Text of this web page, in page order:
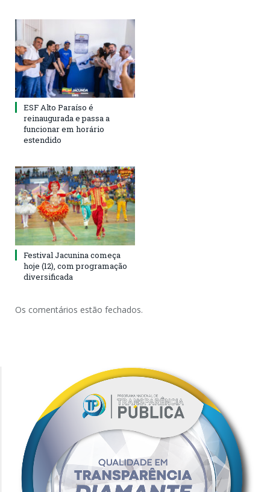
ESF Alto Paraíso é
reinaugurada e passa a
funcionar em horário
estendido
Festival Jacunina começa
hoje (12), com programação
diversificada
Os comentários estão fechados.